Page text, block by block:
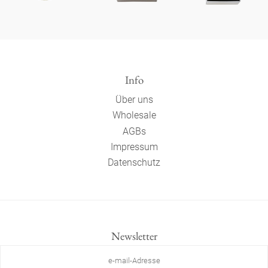
Info
Über uns
Wholesale
AGBs
Impressum
Datenschutz
Newsletter